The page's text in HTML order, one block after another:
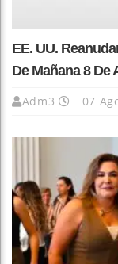
EE. UU.
De Mañana 8 De
Adm3 07